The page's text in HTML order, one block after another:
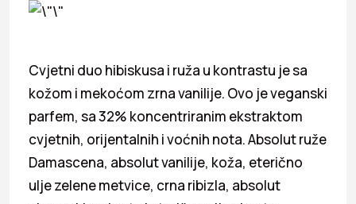
Cvjetni duo hibiskusa i ruža u kontrastu je sa
kožom i mekoćom zrna vanilije. Ovo je veganski
parfem, sa 32% koncentriranim ekstraktom
cvjetnih, orijentalnih i voćnih nota. Absolut ruže
Damascena, absolut vanilije, koža, eterično
ulje zelene metvice, crna ribizla, absolut